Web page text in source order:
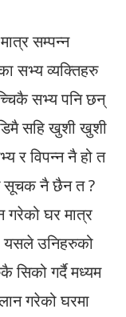
सम्पन्न
सभ्य व्यक्तिहरु
सभ्य पनि छन्
सहि खुशी खुशी
र विपन्न नै हो त
सूचक नै छैन त ?
गरेको घर मात्र
यसले उनिहरुको
सिको गर्दै मध्यम
गरेको घरमा